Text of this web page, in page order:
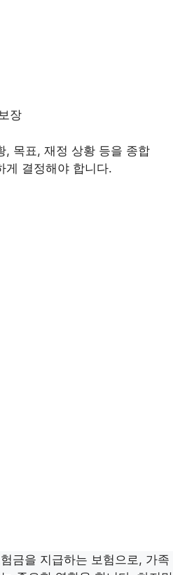
장
, 목표, 재정 상황 등을 종합
게 결정해야 합니다.
금을 지급하는 보험으로, 가족